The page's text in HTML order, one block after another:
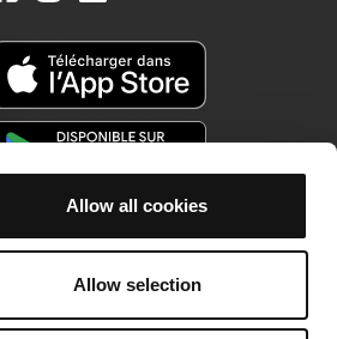
Allow all cookies
Allow selection